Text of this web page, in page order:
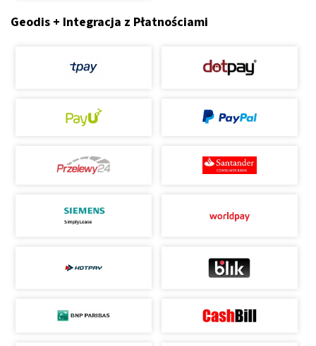
Geodis + Integracja z Płatnościami